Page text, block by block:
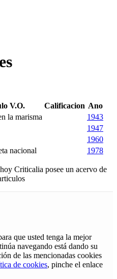
V.O. Calificacion Ano
la marisma
1943
1947
1960
nacional 1978
Criticalia posee un acervo de
que usted tenga la mejor
navegando está dando su
de las mencionadas cookies
de cookies, pinche el enlace